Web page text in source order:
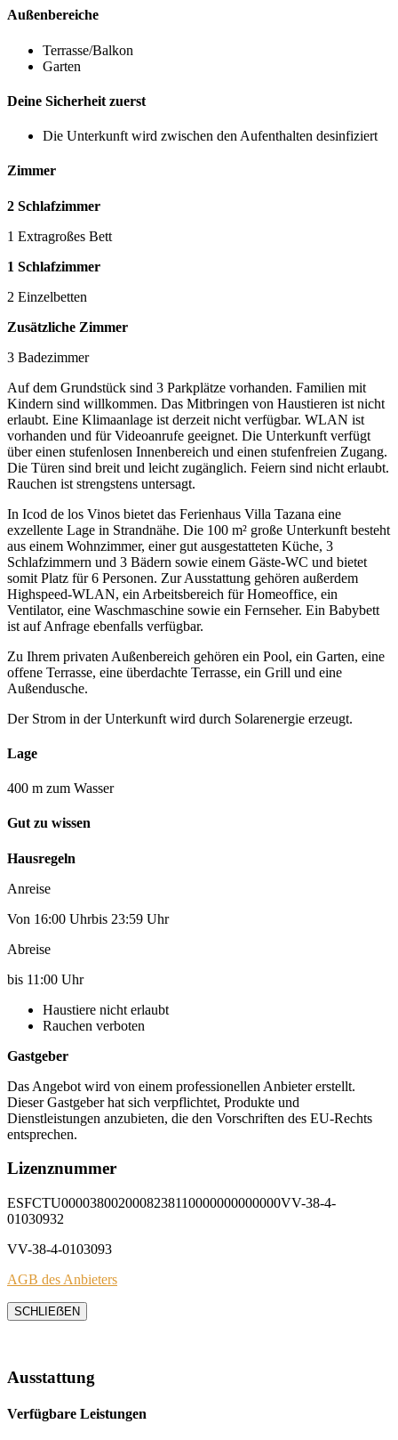
Außenbereiche
Terrasse/Balkon
Garten
Deine Sicherheit zuerst
Die Unterkunft wird zwischen den Aufenthalten desinfiziert
Zimmer
2 Schlafzimmer
1 Extragroßes Bett
1 Schlafzimmer
2 Einzelbetten
Zusätzliche Zimmer
3 Badezimmer
Auf dem Grundstück sind 3 Parkplätze vorhanden. Familien mit
Kindern sind willkommen. Das Mitbringen von Haustieren ist nicht
erlaubt. Eine Klimaanlage ist derzeit nicht verfügbar. WLAN ist
vorhanden und für Videoanrufe geeignet. Die Unterkunft verfügt
über einen stufenlosen Innenbereich und einen stufenfreien Zugang.
Die Türen sind breit und leicht zugänglich. Feiern sind nicht erlaubt.
Rauchen ist strengstens untersagt.
In Icod de los Vinos bietet das Ferienhaus Villa Tazana eine
exzellente Lage in Strandnähe. Die 100 m² große Unterkunft besteht
aus einem Wohnzimmer, einer gut ausgestatteten Küche, 3
Schlafzimmern und 3 Bädern sowie einem Gäste-WC und bietet
somit Platz für 6 Personen. Zur Ausstattung gehören außerdem
Highspeed-WLAN, ein Arbeitsbereich für Homeoffice, ein
Ventilator, eine Waschmaschine sowie ein Fernseher. Ein Babybett
ist auf Anfrage ebenfalls verfügbar.
Zu Ihrem privaten Außenbereich gehören ein Pool, ein Garten, eine
offene Terrasse, eine überdachte Terrasse, ein Grill und eine
Außendusche.
Der Strom in der Unterkunft wird durch Solarenergie erzeugt.
Lage
400 m zum Wasser
Gut zu wissen
Hausregeln
Anreise
Von 16:00 Uhrbis 23:59 Uhr
Abreise
bis 11:00 Uhr
Haustiere nicht erlaubt
Rauchen verboten
Gastgeber
Das Angebot wird von einem professionellen Anbieter erstellt.
Dieser Gastgeber hat sich verpflichtet, Produkte und
Dienstleistungen anzubieten, die den Vorschriften des EU-Rechts
entsprechen.
Lizenznummer
ESFCTU0000380020008238110000000000000VV-38-4-
01030932
VV-38-4-0103093
AGB des Anbieters
SCHLIEẞEN
Ausstattung
Verfügbare Leistungen